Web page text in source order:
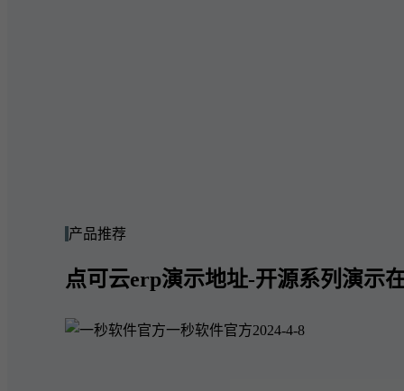
产品推荐
点可云erp演示地址-开源系列演示
一秒软件官方2024-4-8